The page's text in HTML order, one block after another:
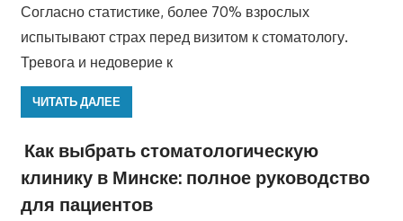
Согласно статистике, более 70% взрослых
испытывают страх перед визитом к стоматологу.
Тревога и недоверие к
ЧИТАТЬ ДАЛЕЕ
Как выбрать стоматологическую
клинику в Минске: полное руководство
для пациентов